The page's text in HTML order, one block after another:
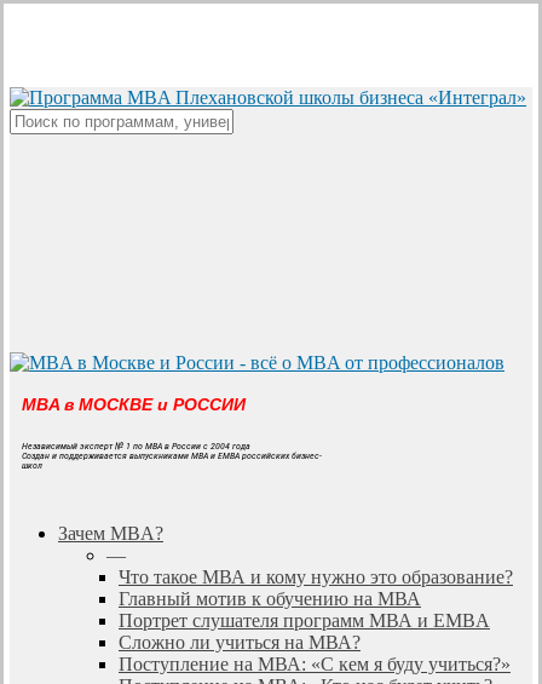
content
MBA в МОСКВЕ и РОССИИ
Независимый эксперт № 1 по MBA в России с 2004 года
Создан и поддерживается выпускниками MBA и EMBA российских бизнес-
школ
search
Menu
Зачем MBA?
—
Что такое МВА и кому нужно это образование?
Главный мотив к обучению на МВА
Портрет слушателя программ МВА и EMBA
Сложно ли учиться на МВА?
Поступление на МВА: «С кем я буду учиться?»